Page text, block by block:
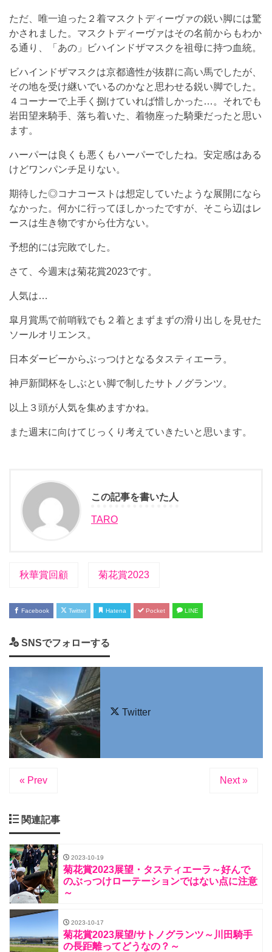
ただ、唯一迫った２着マスクトディーヴァの鋭い脚には驚
かされました。マスクトディーヴァはその名前からもわか
る通り、「あの」ビハインドザマスクを祖母に持つ血統。
ビハインドザマスクは京都適性が抜群に高い馬でしたが、
その地を受け継いでいるのかなと思わせる鋭い脚でした。
４コーナーで上手く捌けていれば惜しかった…。それでも
岩田望来騎手、落ち着いた、着物座った騎乗だったと思い
ます。
ハーパーは良くも悪くもハーパーでしたね。安定感はある
けどワンパンチ足りない。
期待した◎コナコーストは想定していたような展開になら
なかった。何かに行ってほしかったですが、そこら辺はレ
ースは生き物ですから仕方ない。
予想的には完敗でした。
さて、今週末は菊花賞2023です。
人気は…
皐月賞馬で前哨戦でも２着とまずまずの滑り出しを見せた
ソールオリエンス。
日本ダービーからぶっつけとなるタスティエーラ。
神戸新聞杯をしぶとい脚で制したサトノグランツ。
以上３頭が人気を集めますかね。
また週末に向けてじっくり考えていきたいと思います。
この記事を書いた人
TARO
秋華賞回顧 菊花賞2023
Facebook Twitter Hatena Pocket LINE
SNSでフォローする
Twitter
« Prev Next »
関連記事
2023-10-19
菊花賞2023展望・タスティエーラ～好んで
のぶっつけローテーションではない点に注意
～
2023-10-17
菊花賞2023展望/サトノグランツ～川田騎手
の長距離ってどうなの？～